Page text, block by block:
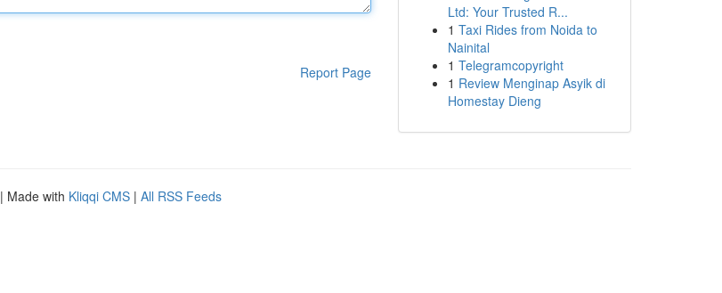
Report Page
Ltd: Your Trusted R...
1 Taxi Rides from Noida to
Nainital
1 Telegramcopyright
1 Review Menginap Asyik di
Homestay Dieng
| Made with Kliqqi CMS | All RSS Feeds